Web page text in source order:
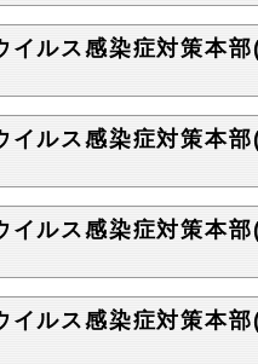
ルス感染症対策本
ルス感染症対策本
ルス感染症対策本
ルス感染症対策本